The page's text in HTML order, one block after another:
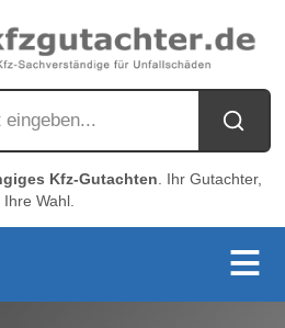
Kfz-Gutachten . Ihr Gutachter,
Ihre Wahl.